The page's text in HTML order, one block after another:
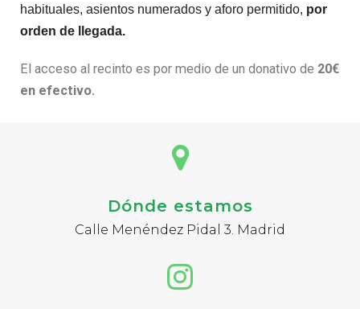
habituales, asientos numerados y aforo permitido, por
orden de llegada.
El acceso al recinto es por medio de un donativo de 20€
en efectivo.
Dónde estamos
Calle Menéndez Pidal 3. Madrid